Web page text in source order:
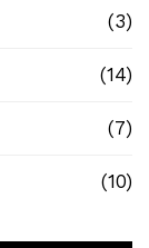
(3)
(14)
(7)
(10)